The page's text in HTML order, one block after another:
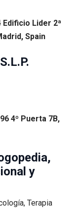
Lider 2ª
Spain
4º Puerta 7B,
y